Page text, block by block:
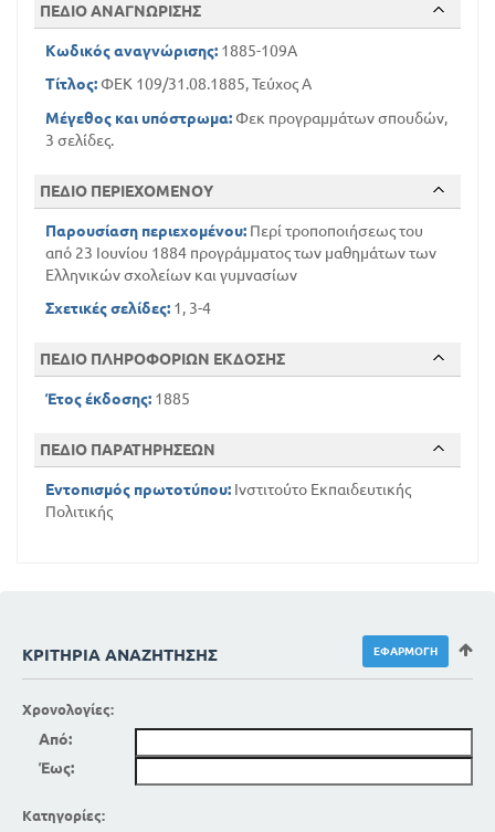
ΠΕΔΙΟ ΑΝΑΓΝΩΡΙΣΗΣ
Κωδικός αναγνώρισης: 1885-109A
Τίτλος:ΦΕΚ 109/31.08.1885, Τεύχος Α
Μέγεθος και υπόστρωμα:Φεκ προγραμμάτων σπουδών,
3 σελίδες.
ΠΕΔΙΟ ΠΕΡΙΕΧΟΜΕΝΟΥ
Παρουσίαση περιεχομένου: Περί τροποποιήσεως του
από 23 Ιουνίου 1884 προγράμματος των μαθημάτων των
Ελληνικών σχολείων και γυμνασίων
Σχετικές σελίδες: 1, 3-4
ΠΕΔΙΟ ΠΛΗΡΟΦΟΡΙΩΝ ΕΚΔΟΣΗΣ
Έτος έκδοσης: 1885
ΠΕΔΙΟ ΠΑΡΑΤΗΡΗΣΕΩΝ
Εντοπισμός πρωτοτύπου: Ινστιτούτο Εκπαιδευτικής
Πολιτικής
ΚΡΙΤΉΡΙΑ ΑΝΑΖΉΤΗΣΗΣ
Χρονολογίες:
Από:
Έως:
Κατηγορίες: